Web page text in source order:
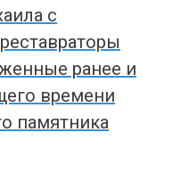
с
ранее и
времени
памятника